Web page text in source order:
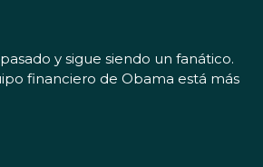
y sigue siendo un fanático.
financiero de Obama está más